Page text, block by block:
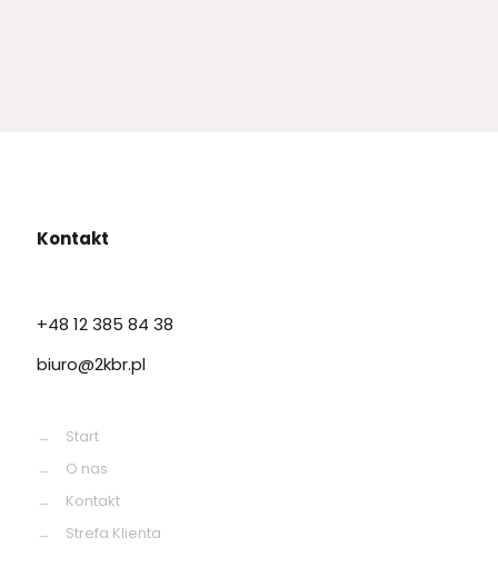
Kontakt
+48 12 385 84 38
biuro@2kbr.pl
→
Start
→
O nas
→
Kontakt
→
Strefa Klienta